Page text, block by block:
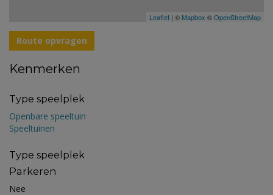
Leaflet | © Mapbox ©OpenStreetMap
Route opvragen
Kenmerken
Type speelplek
Openbare speeltuin
Speeltuinen
Type speelplek
Parkeren
Nee